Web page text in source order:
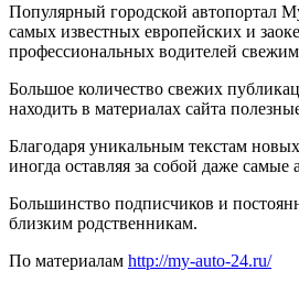
Популярный городской автопортал
самых известных европейских и
профессиональных водителей
Большое количество свежих
находить в материалах сайта
Благодаря уникальным текстам
иногда оставляя за собой даже
Большинство подписчиков и
близким родственникам.
По материалам http://my-auto-24.ru/